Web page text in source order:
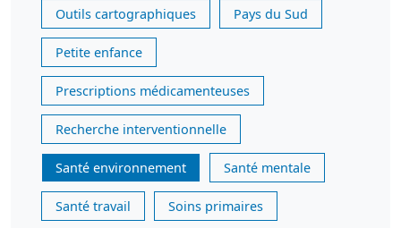
Outils cartographiques Pays du Sud
Petite enfance
Prescriptions médicamenteuses
Recherche interventionnelle
Santé environnement Santé mentale
Santé travail Soins primaires